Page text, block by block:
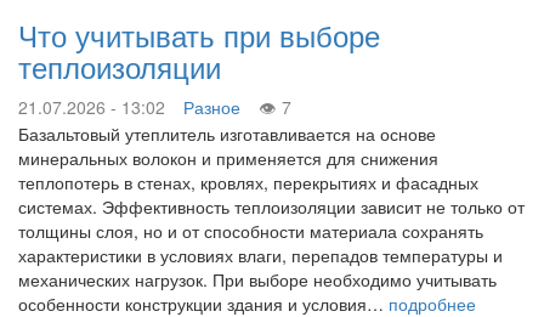
Что учитывать при выборе
теплоизоляции
21.07.2026 - 13:02 Разное
7
Базальтовый утеплитель изготавливается на основе
минеральных волокон и применяется для снижения
теплопотерь в стенах, кровлях, перекрытиях и фасадных
системах. Эффективность теплоизоляции зависит не только от
толщины слоя, но и от способности материала сохранять
характеристики в условиях влаги, перепадов температуры и
механических нагрузок. При выборе необходимо учитывать
особенности конструкции здания и условия… подробнее